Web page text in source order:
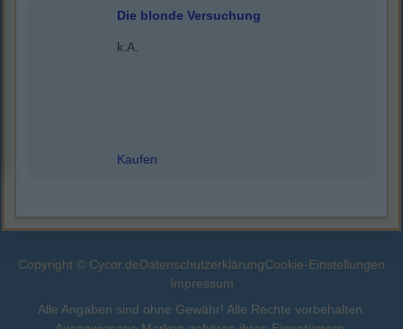
Die blonde Versuchung
k.A.
Kaufen
Copyright © Cycor.deDatenschutzerklärungCookie-Einstellungen
Impressum
Alle Angaben sind ohne Gewähr! Alle Rechte vorbehalten.